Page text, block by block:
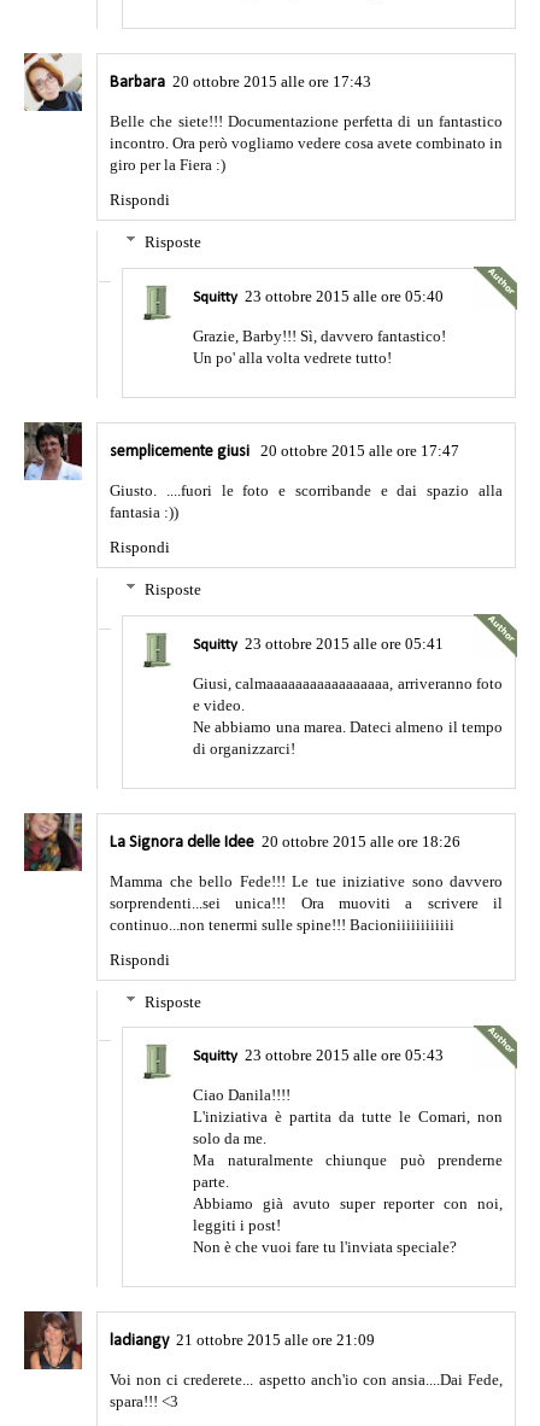
Barbara 20 ottobre 2015 alle ore 17:43
Belle che siete!!! Documentazione perfetta di un fantastico
incontro. Ora però vogliamo vedere cosa avete combinato in
giro per la Fiera :)
Rispondi
Risposte
Squitty 23 ottobre 2015 alle ore 05:40
Grazie, Barby!!! Sì, davvero fantastico!
Un po' alla volta vedrete tutto!
semplicemente giusi 20 ottobre 2015 alle ore 17:47
Giusto. ....fuori le foto e scorribande e dai spazio alla
fantasia :))
Rispondi
Risposte
Squitty 23 ottobre 2015 alle ore 05:41
Giusi, calmaaaaaaaaaaaaaaaaa, arriveranno foto
e video.
Ne abbiamo una marea. Dateci almeno il tempo
di organizzarci!
La Signora delle Idee 20 ottobre 2015 alle ore 18:26
Mamma che bello Fede!!! Le tue iniziative sono davvero
sorprendenti...sei unica!!! Ora muoviti a scrivere il
continuo...non tenermi sulle spine!!! Bacioniiiiiiiiiiii
Rispondi
Risposte
Squitty 23 ottobre 2015 alle ore 05:43
Ciao Danila!!!!
L'iniziativa è partita da tutte le Comari, non
solo da me.
Ma naturalmente chiunque può prenderne
parte.
Abbiamo già avuto super reporter con noi,
leggiti i post!
Non è che vuoi fare tu l'inviata speciale?
ladiangy 21 ottobre 2015 alle ore 21:09
Voi non ci crederete... aspetto anch'io con ansia....Dai Fede,
spara!!! <3